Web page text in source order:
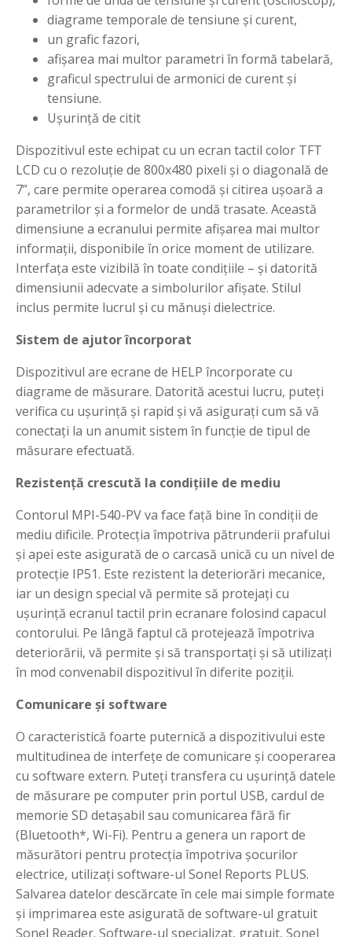
diagrame temporale de tensiune și curent,
un grafic fazori,
afișarea mai multor parametri în formă tabelară,
graficul spectrului de armonici de curent și
tensiune.
Ușurință de citit
Dispozitivul este echipat cu un ecran tactil color TFT
LCD cu o rezoluție de 800x480 pixeli și o diagonală de
7”, care permite operarea comodă și citirea ușoară a
parametrilor și a formelor de undă trasate. Această
dimensiune a ecranului permite afișarea mai multor
informații, disponibile în orice moment de utilizare.
Interfața este vizibilă în toate condițiile – și datorită
dimensiunii adecvate a simbolurilor afișate. Stilul
inclus permite lucrul și cu mănuși dielectrice.
Sistem de ajutor încorporat
Dispozitivul are ecrane de HELP încorporate cu
diagrame de măsurare. Datorită acestui lucru, puteți
verifica cu ușurință și rapid și vă asigurați cum să vă
conectați la un anumit sistem în funcție de tipul de
măsurare efectuată.
Rezistență crescută la condițiile de mediu
Contorul MPI-540-PV va face față bine în condiții de
mediu dificile. Protecția împotriva pătrunderii prafului
și apei este asigurată de o carcasă unică cu un nivel de
protecție IP51. Este rezistent la deteriorări mecanice,
iar un design special vă permite să protejați cu
ușurință ecranul tactil prin ecranare folosind capacul
contorului. Pe lângă faptul că protejează împotriva
deteriorării, vă permite și să transportați și să utilizați
în mod convenabil dispozitivul în diferite poziții.
Comunicare și software
O caracteristică foarte puternică a dispozitivului este
multitudinea de interfețe de comunicare și cooperarea
cu software extern. Puteți transfera cu ușurință datele
de măsurare pe computer prin portul USB, cardul de
memorie SD detașabil sau comunicarea fără fir
(Bluetooth*, Wi-Fi). Pentru a genera un raport de
măsurători pentru protecția împotriva șocurilor
electrice, utilizați software-ul Sonel Reports PLUS.
Salvarea datelor descărcate în cele mai simple formate
și imprimarea este asigurată de software-ul gratuit
Sonel Reader. Software-ul specializat, gratuit, Sonel